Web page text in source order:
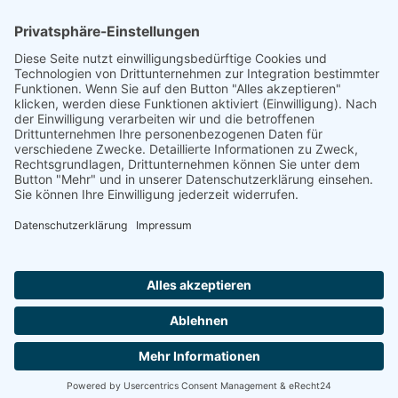
through=6000000021505326125